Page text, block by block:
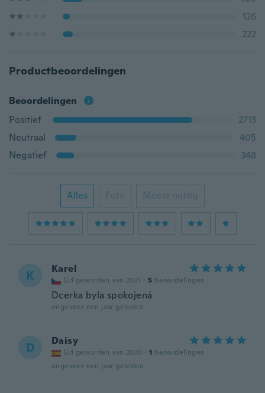
126
222
Productbeoordelingen
Beoordelingen
Positief
2713
Neutraal
405
Negatief
348
Alles Foto Meest nuttig
K Karel
Lid geworden van 2021 · 5 beoordelingen
Dcerka byla spokojená
ongeveer een jaar geleden
D Daisy
Lid geworden van 2020 · 1 beoordelingen
ongeveer een jaar geleden